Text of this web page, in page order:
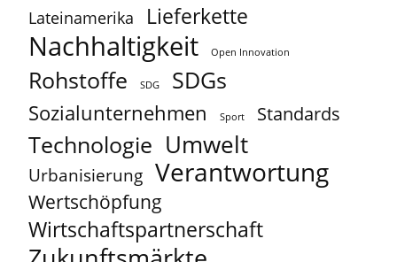
Lateinamerika Lieferkette
Nachhaltigkeit Open Innovation
Rohstoffe SDG SDGs
Sozialunternehmen Sport Standards
Technologie Umwelt
Urbanisierung Verantwortung
Wertschöpfung
Wirtschaftspartnerschaft